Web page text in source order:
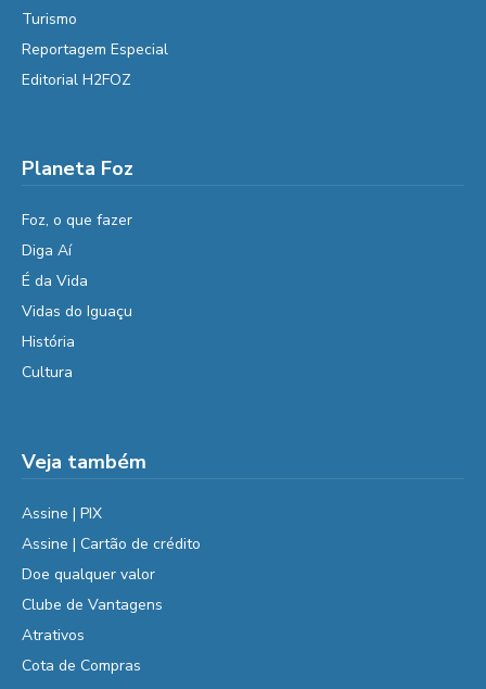
Turismo
Reportagem Especial
Editorial H2FOZ
Planeta Foz
Foz, o que fazer
Diga Aí
É da Vida
Vidas do Iguaçu
História
Cultura
Veja também
Assine | PIX
Assine | Cartão de crédito
Doe qualquer valor
Clube de Vantagens
Atrativos
Cota de Compras